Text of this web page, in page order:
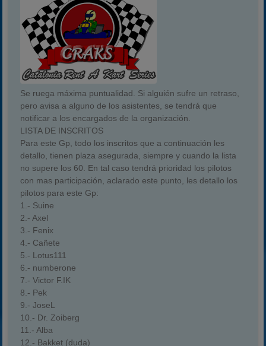
Se ruega máxima puntualidad . Si alguién sufre un retraso,
pero avisa a alguno de los asistentes, se tendrá que
notificar a los encargados de la organización.
LISTA DE INSCRITOS
Para este Gp, todo los inscritos que a continuación les
detallo, tienen plaza asegurada, siempre y cuando la lista
no supere los 60. En tal caso tendrá prioridad los pilotos
con mas participación, aclarado este punto, les detallo los
pilotos para este Gp:
1.- Suine
2.- Axel
3.- Fenix
4.- Cañete
5.- Lotus111
6.- numberone
7.- Victor F.IK
8.- Pek
9.- JoseL
10.- Dr. Zoiberg
11.- Alba
12.- Bakket (duda)